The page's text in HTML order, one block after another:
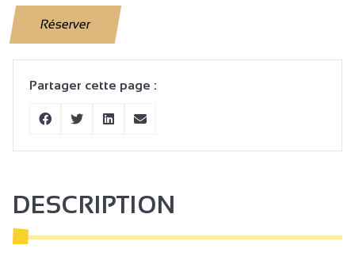
Réserver
Partager cette page :
DESCRIPTION